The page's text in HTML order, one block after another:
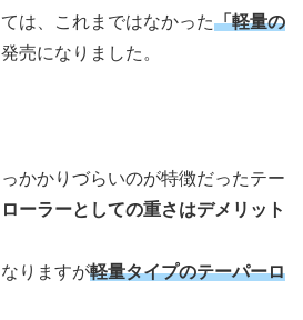
は、これまではなかった「軽量の
発売になりました。
かかりづらいのが特徴だったテー
ローラーとしての重さはデメリット
りますが軽量タイプのテーパーロ